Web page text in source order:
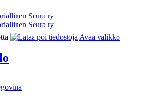
Avaa valikko